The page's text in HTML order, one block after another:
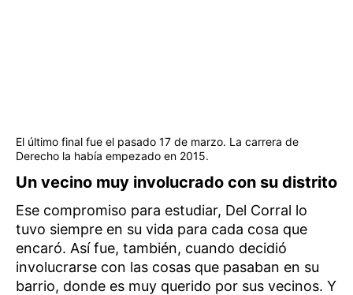
El último final fue el pasado 17 de marzo. La carrera de
Derecho la había empezado en 2015.
Un vecino muy involucrado con su distrito
Ese compromiso para estudiar, Del Corral lo
tuvo siempre en su vida para cada cosa que
encaró. Así fue, también, cuando decidió
involucrarse con las cosas que pasaban en su
barrio, donde es muy querido por sus vecinos. Y